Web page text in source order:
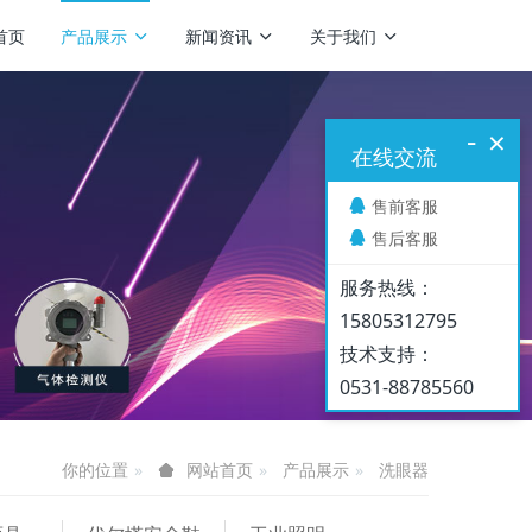
页 产品展示 新闻资讯 关于我们
你的位置 网站首页 产品展示 洗眼器
×
-
在线交流
售前客服
售后客服
服务热线：
15805312795
技术支持：
0531-88785560